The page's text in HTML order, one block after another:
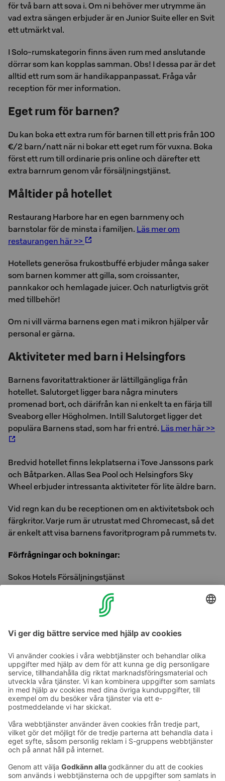
för två barn att sova i. Om ni behöver mer utrymme än
vad extra sängen erbjuder är en Junior Suite eller en Svit
ett utmärkt val.
I Solo-rumskategorin finns även rum med anslutande
dörrar som kan kopplas samman. Obs! I dessa par är det
alltid ett rum som är handikappanpassat. Fråga vår
reception för mer information.
Eget rum för barnen?
Du kan boka ett extra rum för barnen till ett pris från 100
€/2 barn/natt när ni bokar ett eget rum för vuxna. Boka
först ett rum till ordinarie pris online och därefter ett
extra barnrum genom vår försäljningstjänst.
Måltider på hotellet
Restaurang Harbore har en egen barnmeny och
barnstolar för de minsta i familjen. Läs mer om
restaurangen här >>
Hotellets generösa frukostbuffé erbjuder många saker
som barnen kommer att gilla, som croissanter,
pannkakor och hemlagade juicer. Och naturligtvis gröt
med tillbehör!
Om ni vill värma barnens egen mat i mikron hjälper vår
personal er gärna.
Aktiviteter med barn i Helsingfors
Barnens favoritattraktioner är lättillgängliga från
hotellet. Salutorget ligger bara några minuters
promenad bort, och därifrån kan ni enkelt ta en färja till
Sveaborg eller Högholmen. Intill Salutorget ligger det
populära Barnens stad, som har fri entré. Läs mer här >>
Bredvid hotellet finns lekplatserna i Tove Janssons park
och Båtparken. Allas Sea Pool och Helsingfors Sky
Wheel erbjuder intressanta aktiviteter för lite äldre barn.
Vid regn kan du be receptionen om en aktivitetsbok och
färgkritor. Varje rum är utrustat med Chromecast, så det
är enkelt att visa barnens favoritprogram på rummets tv.
Förfrågningar och bokningar:
Sokos Hotels Försäljningstjänst
Tel. +358 300 870 000 (mån–fre 8:30–16:30)
Helsinki
Ta kontakt
Kontaktuppgifter till hotellen
Feedback
Ge feedback
Sokos Hotels nyhetsbrev
nyhetsbrev
Du får Sokos Hotellens senaste
Utmärkelser och certifikat